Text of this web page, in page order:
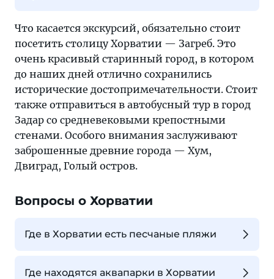
Что касается экскурсий, обязательно стоит
посетить столицу Хорватии — Загреб. Это
очень красивый старинный город, в котором
до наших дней отлично сохранились
исторические достопримечательности. Стоит
также отправиться в автобусный тур в город
Задар со средневековыми крепостными
стенами. Особого внимания заслуживают
заброшенные древние города — Хум,
Двиград, Голый остров.
Вопросы о Хорватии
Где в Хорватии есть песчаные пляжи
Где находятся аквапарки в Хорватии